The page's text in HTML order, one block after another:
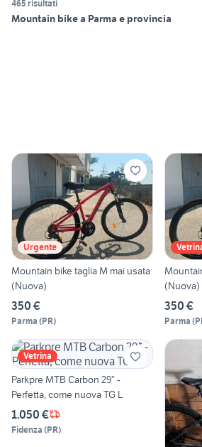
465 risultati
Mountain bike a Parma e provincia
Urgente
Mountain bike taglia M mai usata
(Nuova)
350 €
Parma (PR)
(Nuova)
350 €
Parma (
Vetrina
Parkpre MTB Carbon 29” -
Perfetta, come nuova TG L
1.050 €
Fidenza (PR)